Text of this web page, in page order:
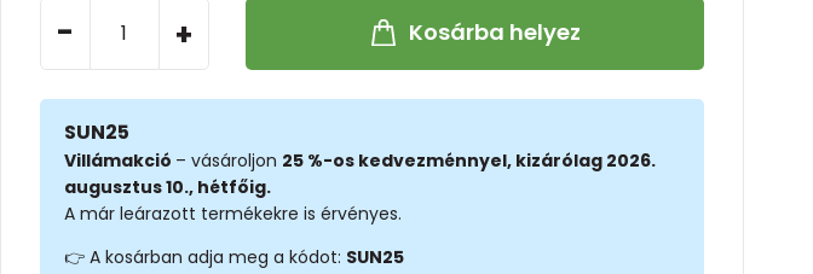
- + Kosárba helyez
SUN25
Villámakció – vásároljon 25 %-os kedvezménnyel, kizárólag 2026.
augusztus 10., hétfőig.
A már leárazott termékekre is érvényes.
👉 A kosárban adja meg a kódot: SUN25